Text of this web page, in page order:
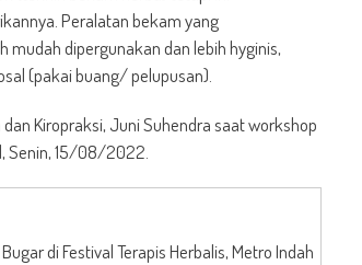
Peralatan bekam yang
dipergunakan dan lebih hyginis,
(pakai buang/ pelupusan).
Kiropraksi, Juni Suhendra saat workshop
Senin, 15/08/2022.
di Festival Terapis Herbalis, Metro Indah